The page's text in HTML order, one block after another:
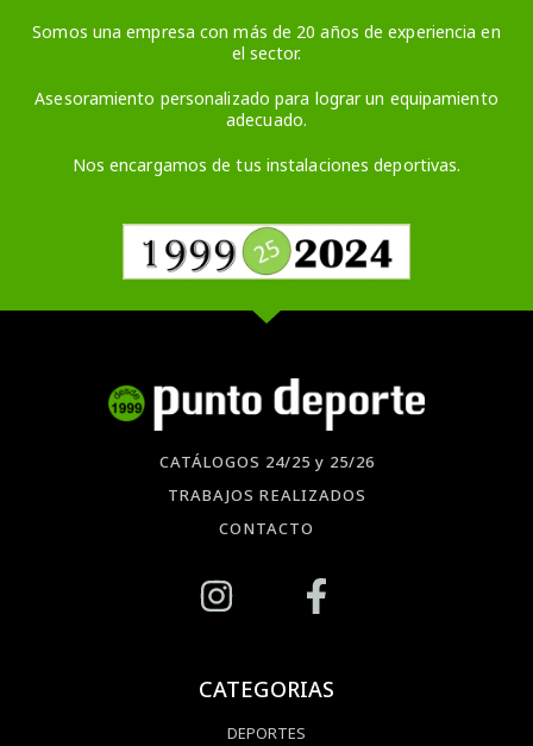
Somos una empresa con más de 20 años de experiencia en
el sector.
Asesoramiento personalizado para lograr un equipamiento
adecuado.
Nos encargamos de tus instalaciones deportivas.
CATÁLOGOS 24/25 y 25/26
TRABAJOS REALIZADOS
CONTACTO
CATEGORIAS
DEPORTES